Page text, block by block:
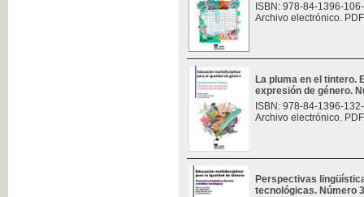
ISBN: 978-84-1396-
Archivo electrónico.
La pluma en el tintero.
expresión de género.
ISBN: 978-84-1396-
Archivo electrónico.
Perspectivas
tecnológicas. Número 3